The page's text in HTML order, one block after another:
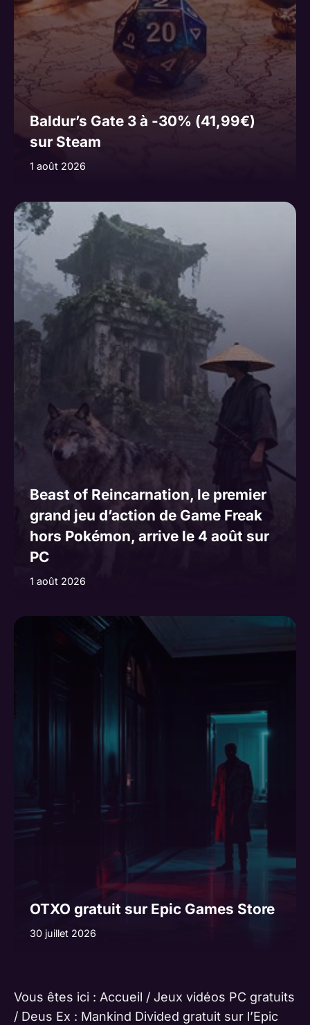
Baldur’s Gate 3 à -30% (41,99€)
sur Steam
1 août 2026
Beast of Reincarnation, le premier
grand jeu d’action de Game Freak
hors Pokémon, arrive le 4 août sur
PC
1 août 2026
OTXO gratuit sur Epic Games Store
30 juillet 2026
Vous êtes ici : Accueil / Jeux vidéos PC gratuits
/ Deus Ex : Mankind Divided gratuit sur l’Epic